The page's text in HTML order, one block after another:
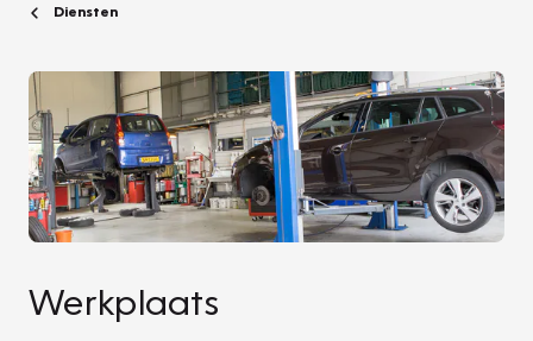
Diensten
Werkplaats